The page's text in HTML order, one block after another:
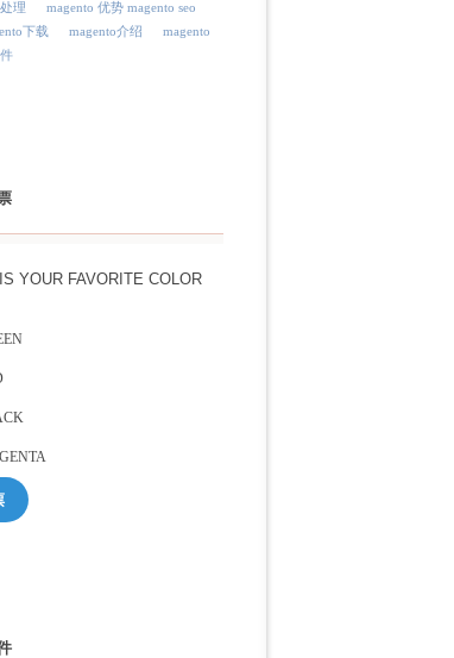
理
magento 优势 magento seo
下载
magento介绍
magento
YOUR FAVORITE COLOR